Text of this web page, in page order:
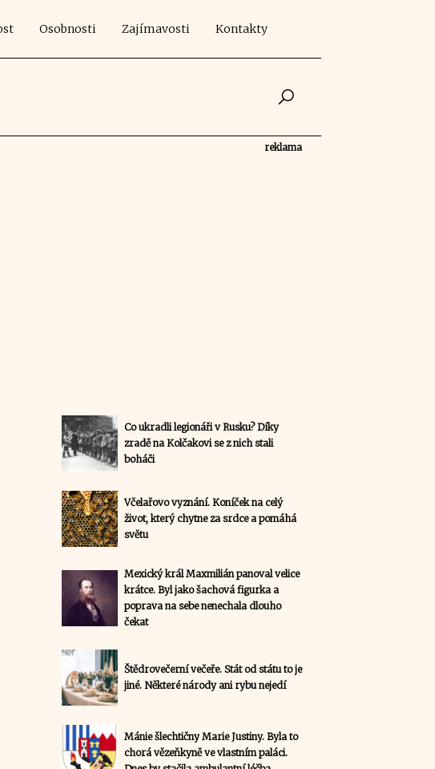
Osobnosti Zajímavosti Kontakty
reklama
Co ukradli legionáři v Rusku? Díky
zradě na Kolčakovi se z nich stali
boháči
Včelařovo vyznání. Koníček na celý
život, který chytne za srdce a pomáhá
světu
Mexický král Maxmilián panoval velice
krátce. Byl jako šachová figurka a
poprava na sebe nenechala dlouho
čekat
Štědrovečerní večeře. Stát od státu to je
jiné. Některé národy ani rybu nejedí
Mánie šlechtičny Marie Justiny. Byla to
chorá vězeňkyně ve vlastním paláci.